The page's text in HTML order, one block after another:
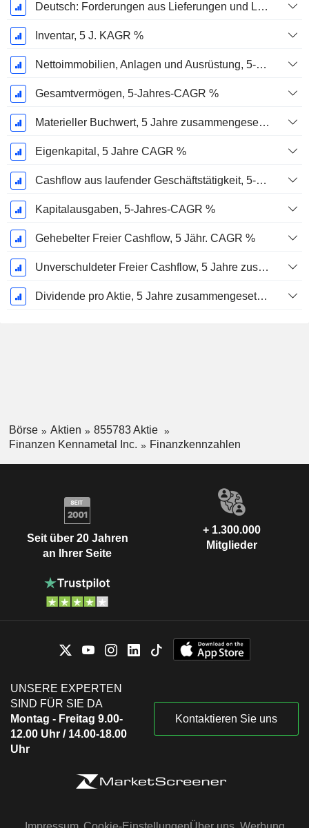
Deutsch: Forderungen aus Lieferungen und Leistungen, 5-Jahres-CAGR %
Inventar, 5 J. KAGR %
Nettoimmobilien, Anlagen und Ausrüstung, 5-Jahres-CAGR %
Gesamtvermögen, 5-Jahres-CAGR %
Materieller Buchwert, 5 Jahre zusammengesetzte jährliche Wachstumsrate %
Eigenkapital, 5 Jahre CAGR %
Cashflow aus laufender Geschäftstätigkeit, 5-Jahres-CAGR %
Kapitalausgaben, 5-Jahres-CAGR %
Gehebelter Freier Cashflow, 5 Jähr. CAGR %
Unverschuldeter Freier Cashflow, 5 Jahre zusammengesetzte jährliche Wachstumsrate %
Dividende pro Aktie, 5 Jahre zusammengesetzte jährliche Wachstumsrate %
Börse Aktien
855783 Aktie
Finanzen Kennametal Inc.
Finanzkennzahlen
Seit über 20 Jahren
an Ihrer Seite
+ 1.300.000
Mitglieder
UNSERE EXPERTEN
SIND FÜR SIE DA
Montag - Freitag 9.00-
12.00 Uhr / 14.00-18.00
Uhr
Kontaktieren Sie uns